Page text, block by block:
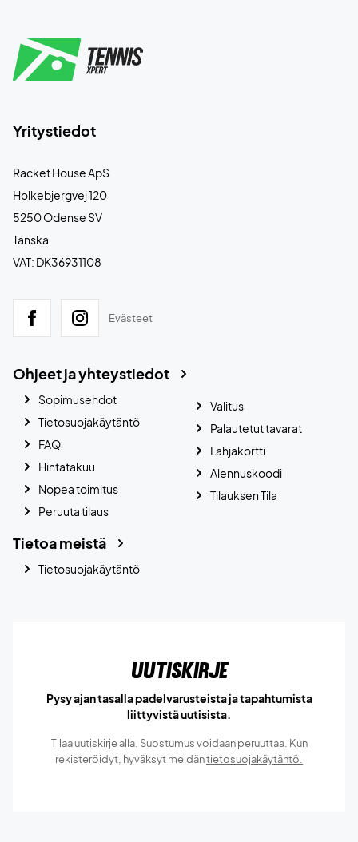
Yritystiedot
Racket House ApS
Holkebjergvej 120
5250 Odense SV
Tanska
VAT: DK36931108
Evästeet
Ohjeet ja yhteystiedot
Sopimusehdot
Tietosuojakäytäntö
FAQ
Hintatakuu
Nopea toimitus
Peruuta tilaus
Valitus
Palautetut tavarat
Lahjakortti
Alennuskoodi
Tilauksen Tila
Tietoa meistä
Tietosuojakäytäntö
Uutiskirje
Pysy ajan tasalla padelvarusteista ja tapahtumista
liittyvistä uutisista.
Tilaa uutiskirje alla. Suostumus voidaan peruuttaa. Kun
rekisteröidyt, hyväksyt meidäntietosuojakäytäntö.